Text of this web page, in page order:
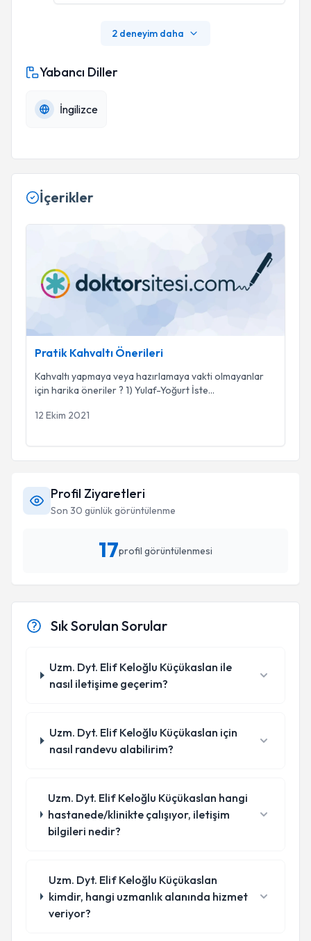
2 deneyim daha
Yabancı Diller
İngilizce
İçerikler
Pratik Kahvaltı Önerileri
Kahvaltı yapmaya veya hazırlamaya vakti olmayanlar
için harika öneriler ? 1) Yulaf-Yoğurt İste...
12 Ekim 2021
Profil Ziyaretleri
Son 30 günlük görüntülenme
17profil görüntülenmesi
Sık Sorulan Sorular
Uzm. Dyt. Elif Keloğlu Küçükaslan ile
nasıl iletişime geçerim?
Uzm. Dyt. Elif Keloğlu Küçükaslan için
nasıl randevu alabilirim?
Uzm. Dyt. Elif Keloğlu Küçükaslan hangi
hastanede/klinikte çalışıyor, iletişim
bilgileri nedir?
Uzm. Dyt. Elif Keloğlu Küçükaslan
kimdir, hangi uzmanlık alanında hizmet
veriyor?